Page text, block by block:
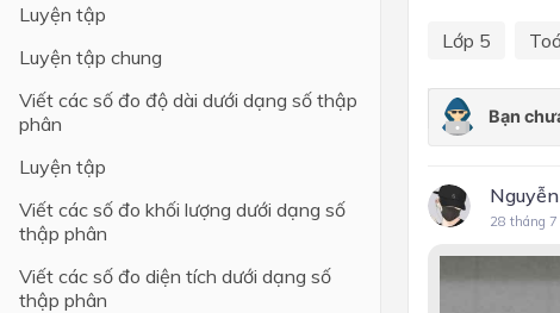
Lớp 2
Lớp 1
Luyện tập
Luyện tập chung
Viết các số đo độ dài dưới dạng số thập
phân
Luyện tập
Viết các số đo khối lượng dưới dạng số
thập phân
Viết các số đo diện tích dưới dạng số
thập phân
Lớp 5
28 tháng